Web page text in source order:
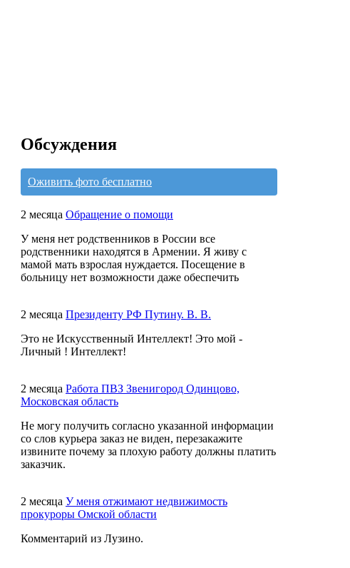
Обсуждения
Оживить фото бесплатно
2 месяца Обращение о помощи
У меня нет родственников в России все
родственники находятся в Армении. Я живу с
мамой мать взрослая нуждается. Посещение в
больницу нет возможности даже обеспечить
2 месяца Президенту РФ Путину. В. В.
Это не Искусственный Интеллект! Это мой -
Личный ! Интеллект!
2 месяца Работа ПВЗ Звенигород Одинцово,
Московская область
Не могу получить согласно указанной информации
со слов курьера заказ не виден, перезакажите
извините почему за плохую работу должны платить
заказчик.
2 месяца У меня отжимают недвижимость
прокуроры Омской области
Комментарий из Лузино.